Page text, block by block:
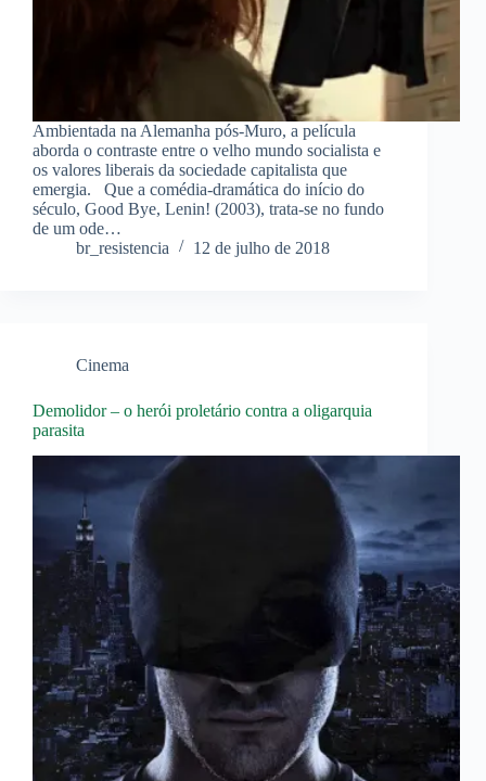
Ambientada na Alemanha pós-Muro, a película
aborda o contraste entre o velho mundo socialista e
os valores liberais da sociedade capitalista que
emergia. Que a comédia-dramática do início do
século, Good Bye, Lenin! (2003), trata-se no fundo
de um ode…
br_resistencia
12 de julho de 2018
Cinema
Demolidor – o herói proletário contra a oligarquia
parasita